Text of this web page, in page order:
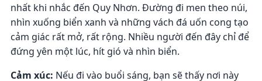
nhất khi nhắc đến Quy Nhơn. Đường đi men theo núi,
nhìn xuống biển xanh và những vách đá uốn cong tạo
cảm giác rất mở, rất rộng. Nhiều người đến đây chỉ để
đứng yên một lúc, hít gió và nhìn biển.
Cảm xúc: Nếu đi vào buổi sáng, bạn sẽ thấy nơi này